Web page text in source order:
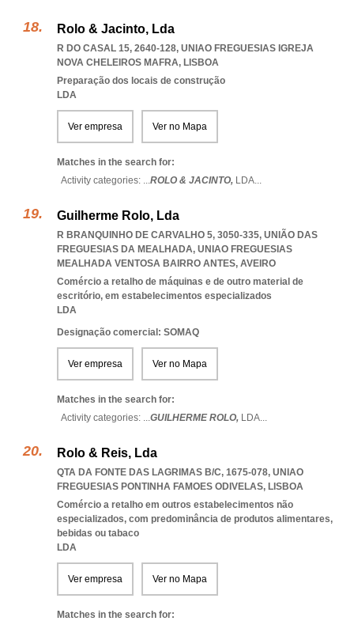
Rolo & Jacinto, Lda
R DO CASAL 15, 2640-128, UNIAO FREGUESIAS IGREJA
NOVA CHELEIROS MAFRA, LISBOA
Preparação dos locais de construção
LDA
Ver empresa Ver no Mapa
Matches in the search for:
Activity categories: ...ROLO & JACINTO, LDA...
Guilherme Rolo, Lda
R BRANQUINHO DE CARVALHO 5, 3050-335, UNIÃO DAS
FREGUESIAS DA MEALHADA, UNIAO FREGUESIAS
MEALHADA VENTOSA BAIRRO ANTES, AVEIRO
Comércio a retalho de máquinas e de outro material de
escritório, em estabelecimentos especializados
LDA
Designação comercial: SOMAQ
Ver empresa Ver no Mapa
Matches in the search for:
Activity categories: ...GUILHERME ROLO, LDA...
Rolo & Reis, Lda
QTA DA FONTE DAS LAGRIMAS B/C, 1675-078, UNIAO
FREGUESIAS PONTINHA FAMOES ODIVELAS, LISBOA
Comércio a retalho em outros estabelecimentos não
especializados, com predominância de produtos alimentares,
bebidas ou tabaco
LDA
Ver empresa Ver no Mapa
Matches in the search for: